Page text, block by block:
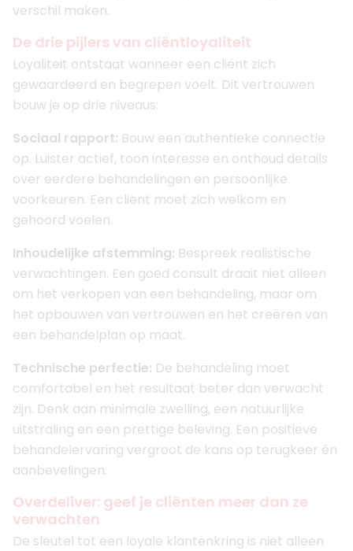
verschil maken.
De drie pijlers van cliëntloyaliteit
Loyaliteit ontstaat wanneer een cliënt zich
gewaardeerd en begrepen voelt. Dit vertrouwen
bouw je op drie niveaus:
Sociaal rapport: Bouw een authentieke connectie
op. Luister actief, toon interesse en onthoud details
over eerdere behandelingen en persoonlijke
voorkeuren. Een cliënt moet zich welkom en
gehoord voelen.
Inhoudelijke afstemming: Bespreek realistische
verwachtingen. Een goed consult draait niet alleen
om het verkopen van een behandeling, maar om
het opbouwen van vertrouwen en het creëren van
een behandelplan op maat.
Technische perfectie: De behandeling moet
comfortabel en het resultaat beter dan verwacht
zijn. Denk aan minimale zwelling, een natuurlijke
uitstraling en een prettige beleving. Een positieve
behandelervaring vergroot de kans op terugkeer én
aanbevelingen.
Overdeliver: geef je cliënten meer dan ze
verwachten
De sleutel tot een loyale klantenkring is niet alleen